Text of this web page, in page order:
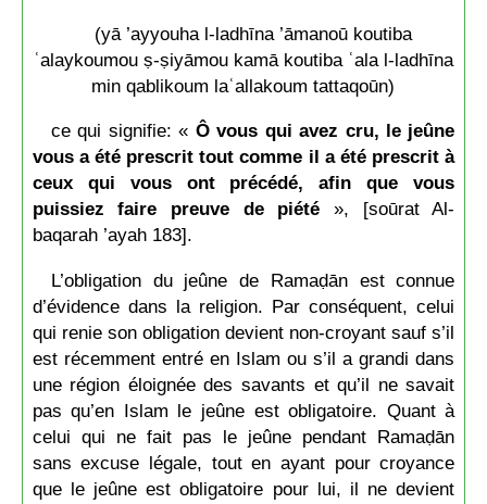
(yā ’ayyouha l-ladhīna ’āmanoū koutiba
ʿalaykoumou ṣ-ṣiyāmou kamā koutiba ʿala l-ladhīna
min qablikoum laʿallakoum tattaqoūn)
ce qui signifie: « Ô vous qui avez cru, le jeûne
vous a été prescrit tout comme il a été prescrit à
ceux qui vous ont précédé, afin que vous
puissiez faire preuve de piété », [soūrat Al-
baqarah ’ayah 183].
L’obligation du jeûne de Ramaḍān est connue
d’évidence dans la religion. Par conséquent, celui
qui renie son obligation devient non-croyant sauf s’il
est récemment entré en Islam ou s’il a grandi dans
une région éloignée des savants et qu’il ne savait
pas qu’en Islam le jeûne est obligatoire. Quant à
celui qui ne fait pas le jeûne pendant Ramaḍān
sans excuse légale, tout en ayant pour croyance
que le jeûne est obligatoire pour lui, il ne devient